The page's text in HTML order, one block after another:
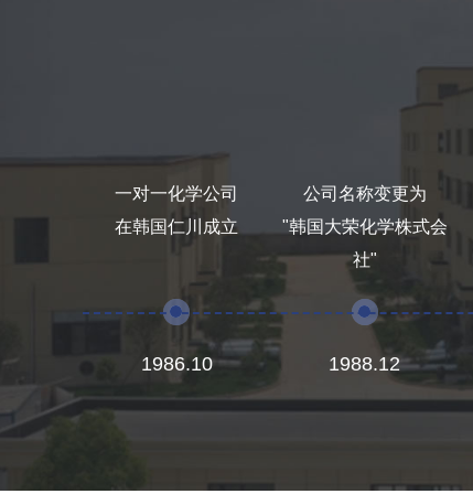
一对一化学公司
在韩国仁川成立
1986.10
公司名称变更为
"韩国大荣化学株式会
社"
1988.12